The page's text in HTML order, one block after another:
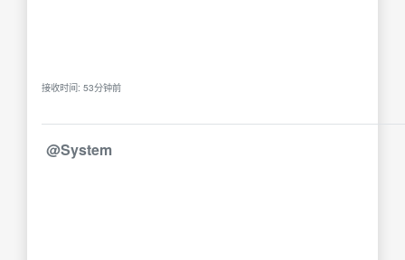
接收时间: 53分钟前
@System